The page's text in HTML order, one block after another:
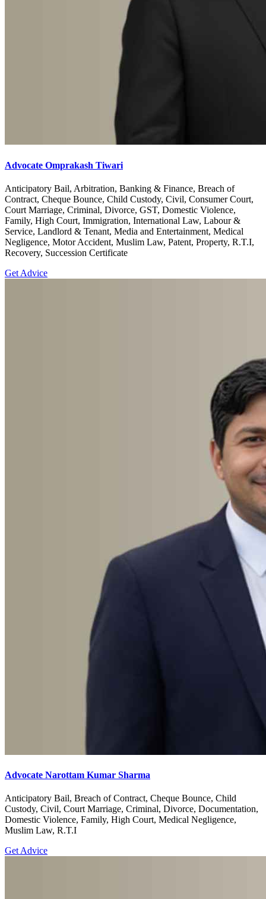
Advocate Omprakash Tiwari
Anticipatory Bail, Arbitration, Banking & Finance, Breach of
Contract, Cheque Bounce, Child Custody, Civil, Consumer Court,
Court Marriage, Criminal, Divorce, GST, Domestic Violence,
Family, High Court, Immigration, International Law, Labour &
Service, Landlord & Tenant, Media and Entertainment, Medical
Negligence, Motor Accident, Muslim Law, Patent, Property, R.T.I,
Recovery, Succession Certificate
Get Advice
Advocate Narottam Kumar Sharma
Anticipatory Bail, Breach of Contract, Cheque Bounce, Child
Custody, Civil, Court Marriage, Criminal, Divorce, Documentation,
Domestic Violence, Family, High Court, Medical Negligence,
Muslim Law, R.T.I
Get Advice